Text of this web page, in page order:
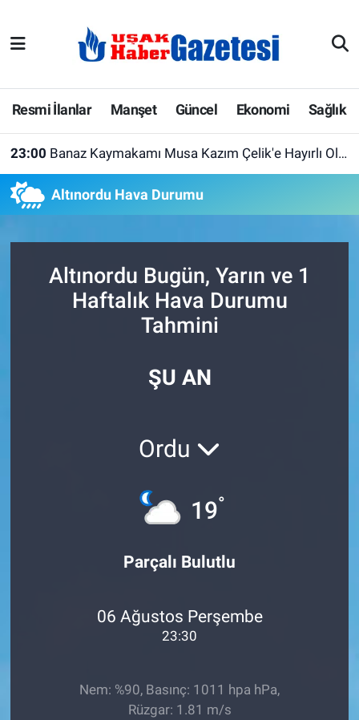
Resmi İlanlar Manşet Güncel Ekonomi Sağlık
23:00 Banaz Kaymakamı Musa Kazım Çelik'e Hayırlı Olsun Ziyareti
Altınordu Hava Durumu
Altınordu Bugün, Yarın ve 1
Haftalık Hava Durumu
Tahmini
ŞU AN
Ordu
19°
Parçalı Bulutlu
06 Ağustos Perşembe
23:30
Nem: %90, Basınç: 1011 hpa hPa,
Rüzgar: 1.81 m/s
E-Gazete
Ekonomi
İlanlar
Köşe Yazarları
Uşak Hava Durumu
Uşak Trafik Yoğunluk Haritası
Haber Arşivi